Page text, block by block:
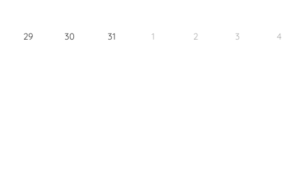
29 30 31 1 2 3 4